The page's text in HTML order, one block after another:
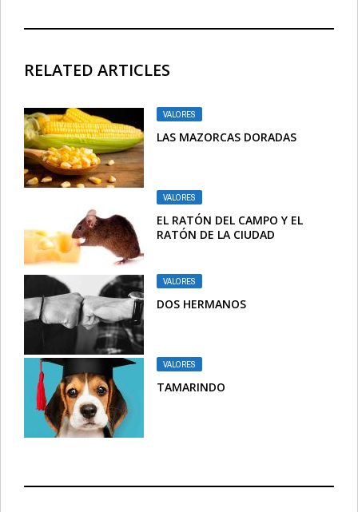
RELATED ARTICLES
VALORES
LAS MAZORCAS DORADAS
VALORES
EL RATÓN DEL CAMPO Y EL
RATÓN DE LA CIUDAD
VALORES
DOS HERMANOS
VALORES
TAMARINDO